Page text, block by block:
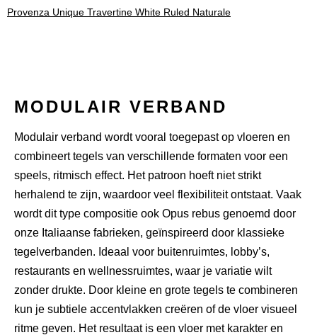
Provenza Unique Travertine White Ruled Naturale
MODULAIR VERBAND
Modulair verband wordt vooral toegepast op vloeren en
combineert tegels van verschillende formaten voor een
speels, ritmisch effect. Het patroon hoeft niet strikt
herhalend te zijn, waardoor veel flexibiliteit ontstaat. Vaak
wordt dit type compositie ook Opus rebus genoemd door
onze Italiaanse fabrieken, geïnspireerd door klassieke
tegelverbanden. Ideaal voor buitenruimtes, lobby’s,
restaurants en wellnessruimtes, waar je variatie wilt
zonder drukte. Door kleine en grote tegels te combineren
kun je subtiele accentvlakken creëren of de vloer visueel
ritme geven. Het resultaat is een vloer met karakter en